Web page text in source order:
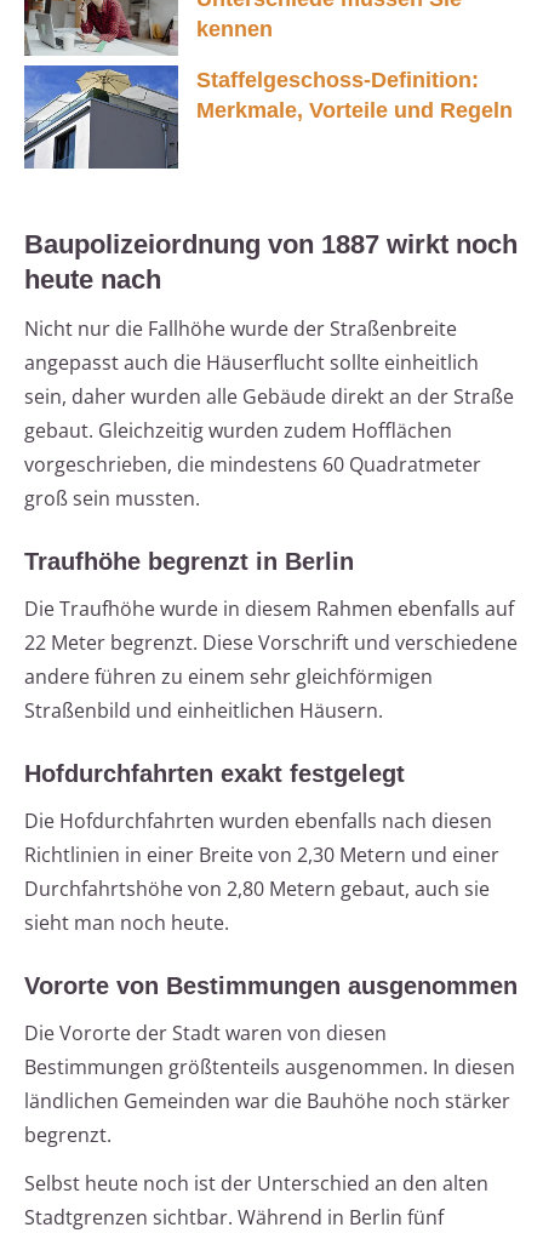
kennen
Staffelgeschoss-Definition:
Merkmale, Vorteile und Regeln
Baupolizeiordnung von 1887 wirkt noch
heute nach
Nicht nur die Fallhöhe wurde der Straßenbreite
angepasst auch die Häuserflucht sollte einheitlich
sein, daher wurden alle Gebäude direkt an der Straße
gebaut. Gleichzeitig wurden zudem Hofflächen
vorgeschrieben, die mindestens 60 Quadratmeter
groß sein mussten.
Traufhöhe begrenzt in Berlin
Die Traufhöhe wurde in diesem Rahmen ebenfalls auf
22 Meter begrenzt. Diese Vorschrift und verschiedene
andere führen zu einem sehr gleichförmigen
Straßenbild und einheitlichen Häusern.
Hofdurchfahrten exakt festgelegt
Die Hofdurchfahrten wurden ebenfalls nach diesen
Richtlinien in einer Breite von 2,30 Metern und einer
Durchfahrtshöhe von 2,80 Metern gebaut, auch sie
sieht man noch heute.
Vororte von Bestimmungen ausgenommen
Die Vororte der Stadt waren von diesen
Bestimmungen größtenteils ausgenommen. In diesen
ländlichen Gemeinden war die Bauhöhe noch stärker
begrenzt.
Selbst heute noch ist der Unterschied an den alten
Stadtgrenzen sichtbar. Während in Berlin fünf